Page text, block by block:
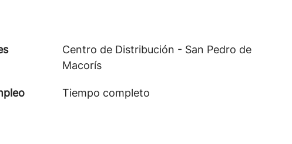
Centro de Distribución - San Pedro de
Macorís
Tiempo completo